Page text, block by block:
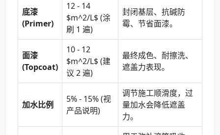
底漆
(Primer)
12 - 14
$m^2/L$ (涂
刷 1 遍)
封闭基层、抗碱防
霉、节省面漆。
面漆
(Topcoat)
10 - 12
$m^2/L$ (建
议 2 遍)
最终成色、耐擦洗、
遮盖力表现。
加水比例
5% - 15% (视
产品说明)
调节施工顺滑度，过
量加水会降低遮盖
力。